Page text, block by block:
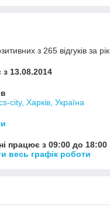
з 265 відгуків за рік
13.08.2014
city, Харків, Україна
працює з 09:00 до 18:00
весь графік роботи